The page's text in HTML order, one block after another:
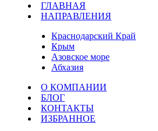
ГЛАВНАЯ
НАПРАВЛЕНИЯ
Краснодарский Край
Крым
Азовское море
Абхазия
О КОМПАНИИ
БЛОГ
КОНТАКТЫ
ИЗБРАННОЕ